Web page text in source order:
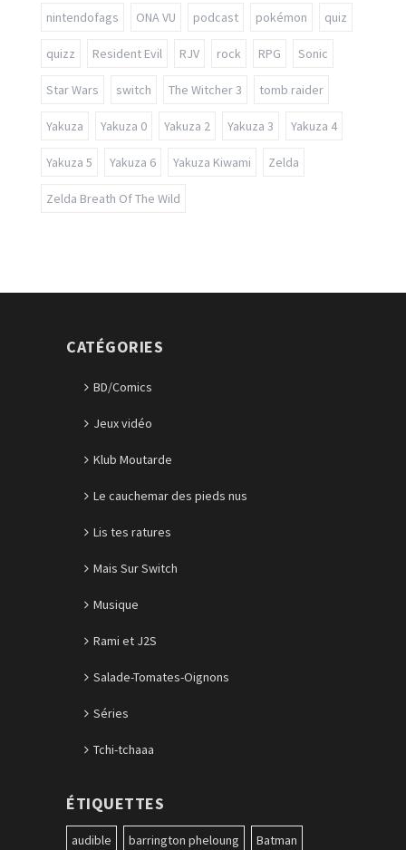
nintendofags ONA VU podcast pokémon quiz
quizz Resident Evil RJV rock RPG Sonic
Star Wars switch The Witcher 3 tomb raider
Yakuza Yakuza 0 Yakuza 2 Yakuza 3 Yakuza 4
Yakuza 5 Yakuza 6 Yakuza Kiwami Zelda
Zelda Breath Of The Wild
CATÉGORIES
BD/Comics
Jeux vidéo
Klub Moutarde
Le cauchemar des pieds nus
Lis tes ratures
Mais Sur Switch
Musique
Rami et J2S
Salade-Tomates-Oignons
Séries
Tchi-tchaaa
ÉTIQUETTES
audible barrington pheloung Batman